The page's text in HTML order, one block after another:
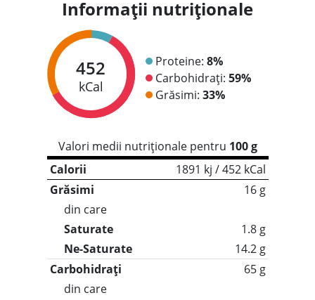
Informații nutriționale
452
kCal
Proteine: 8%
Carbohidrați: 59%
Grăsimi: 33%
Valori medii nutriționale pentru 100 g
Calorii
1891 kj / 452 kCal
Grăsimi
16 g
din care
Saturate
1.8 g
Ne-Saturate
14.2 g
Carbohidrați
65 g
din care